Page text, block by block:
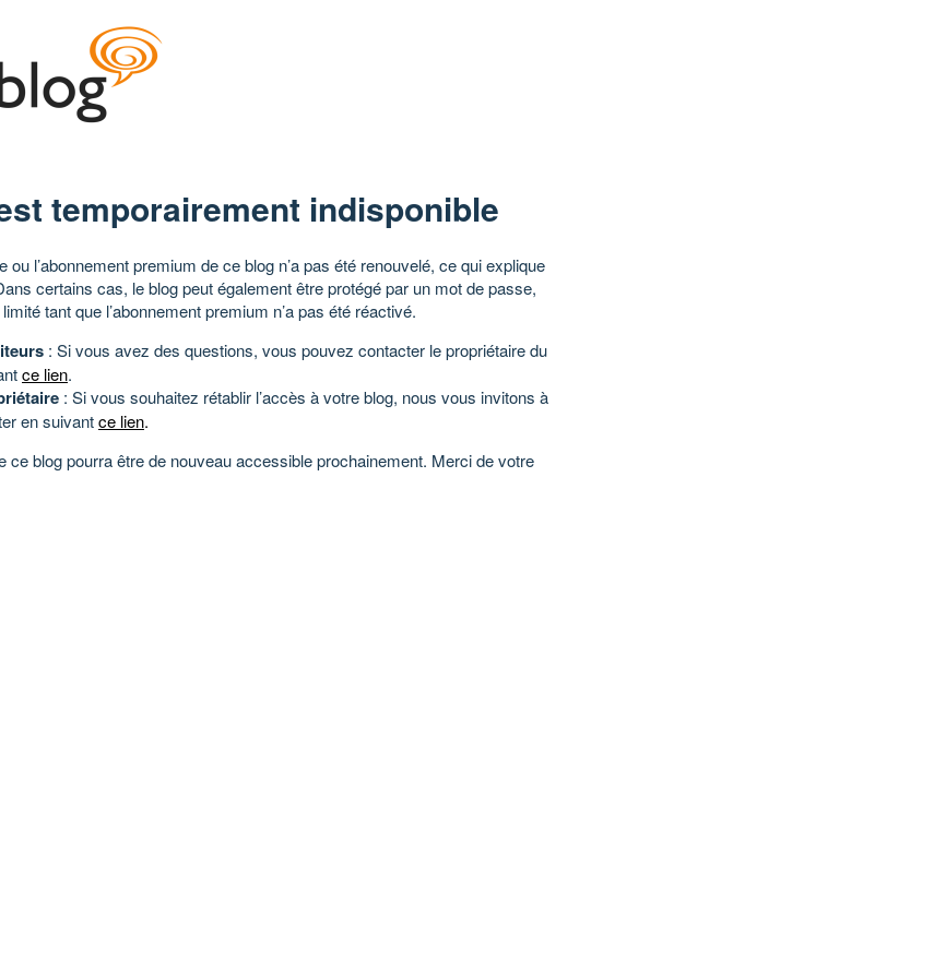
temporairement indisponible
ou l’abonnement premium de ce blog n’a pas été renouvelé, ce qui explique
certains cas, le blog peut également être protégé par un mot de passe,
tant que l’abonnement premium n’a pas été réactivé.
: Si vous avez des questions, vous pouvez contacter le propriétaire du
ce lien.
: Si vous souhaitez rétablir l’accès à votre blog, nous vous invitons à
en suivantce lien.
ce blog pourra être de nouveau accessible prochainement. Merci de votre